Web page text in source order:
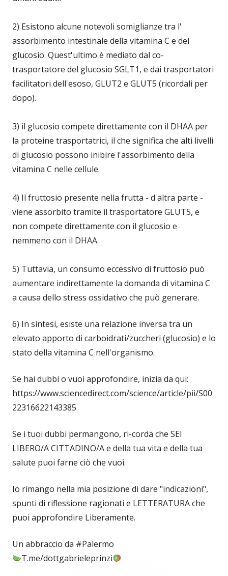
2) Esistono alcune notevoli somiglianze tra l'
assorbimento intestinale della vitamina C e del
glucosio. Quest'ultimo è mediato dal co-
trasportatore del glucosio SGLT1, e dai trasportatori
facilitatori dell'esoso, GLUT2 e GLUT5 (ricordali per
dopo).
3) il glucosio compete direttamente con il DHAA per
la proteine trasportatrici, il che significa che alti livelli
di glucosio possono inibire l'assorbimento della
vitamina C nelle cellule.
4) Il fruttosio presente nella frutta - d'altra parte -
viene assorbito tramite il trasportatore GLUT5, e
non compete direttamente con il glucosio e
nemmeno con il DHAA.
5) Tuttavia, un consumo eccessivo di fruttosio può
aumentare indirettamente la domanda di vitamina C
a causa dello stress ossidativo che può generare.
6) In sintesi, esiste una relazione inversa tra un
elevato apporto di carboidrati/zuccheri (glucosio) e lo
stato della vitamina C nell'organismo.
Se hai dubbi o vuoi approfondire, inizia da qui:
https://www.sciencedirect.com/science/article/pii/S00
22316622143385
Se i tuoi dubbi permangono, ri-corda che SEI
LIBERO/A CITTADINO/A e della tua vita e della tua
salute puoi farne ciò che vuoi.
Io rimango nella mia posizione di dare "indicazioni",
spunti di riflessione ragionati e LETTERATURA che
puoi approfondire Liberamente.
Un abbraccio da #Palermo
T.me/dottgabrieleprinzi